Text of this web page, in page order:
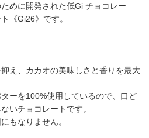
めに開発された低Gi チョコレー
《Gi26》です。
え、カカオの美味しさと香りを最大
ーを100%使用しているので、口ど
いチョコレートです。
もなりません。